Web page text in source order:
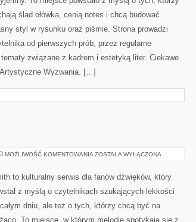
ślad ołówka, cenią notes i chcą budować
styl w rysunku oraz piśmie. Strona prowadzi
od pierwszych prób, przez regularne
związane z kadrem i estetyką liter. Ciekawe
Wyzwania. […]
MOŻLIWOŚĆ KOMENTOWANIA MUZYKA
ZOSTAŁA WYŁĄCZONA
to kulturalny serwis dla fanów dźwięków, który
z myślą o czytelnikach szukających lekkości
dniu, ale też o tych, którzy chcą być na
To miejsce, w którym melodie spotykają się z